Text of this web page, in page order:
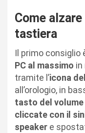
Come
tastiera
Il primo consiglio
PC al massimo in
tramite l’icona
all’orologio, in
tasto del
cliccate con il
speaker e